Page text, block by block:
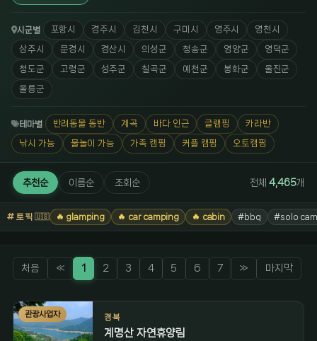
시군별 포항시 경주시 김천시 구미시 영주시 영천시
상주시 문경시 경산시 의성군 청송군 영양군 영덕군
청도군 고령군 성주군 칠곡군 예천군 봉화군 울진군
울릉군
테마별 반려동물 동반 계곡 바다 인근 글램핑 카라반
낚시 가능 물놀이 가능 가족 캠핑 커플 캠핑 오토캠핑
추천순 이름순 조회순 전체 4,465개
토픽🇺🇸 🔥 glamping 🔥 car camping 🔥 cabin #bbq #solo
처음 « 1 2 3 4 5 6 7 » 마지막
관광사업자 경북
계명산 자연휴양림